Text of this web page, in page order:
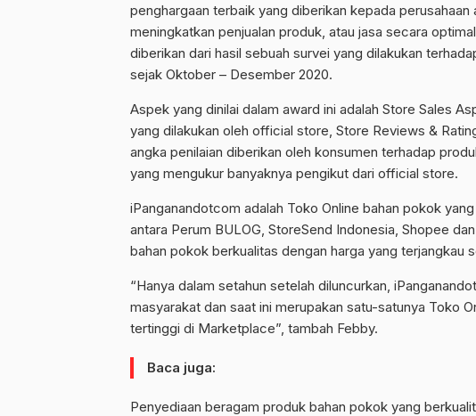
penghargaan terbaik yang diberikan kepada
meningkatkan penjualan produk, atau jasa secara
diberikan dari hasil sebuah survei yang dilakukan
sejak Oktober – Desember 2020.
Aspek yang dinilai dalam award ini adalah Store Sales
yang dilakukan oleh official store, Store Reviews &
angka penilaian diberikan oleh konsumen terhadap
yang mengukur banyaknya pengikut dari official store.
iPanganandotcom adalah Toko Online bahan pokok
antara Perum BULOG, StoreSend Indonesia, Shopee
bahan pokok berkualitas dengan harga yang terjangkau
“Hanya dalam setahun setelah diluncurkan,
masyarakat dan saat ini merupakan satu-satunya Toko
tertinggi di Marketplace”, tambah Febby.
Baca juga:
Penyediaan beragam produk bahan pokok yang